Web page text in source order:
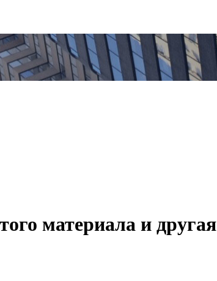
материала и другая